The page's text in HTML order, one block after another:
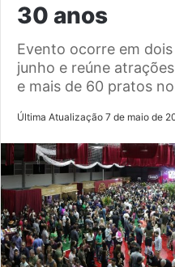
30 anos
Evento ocorre em
junho e reúne
e mais de 60 pratos
Última Atualização 7 de maio de